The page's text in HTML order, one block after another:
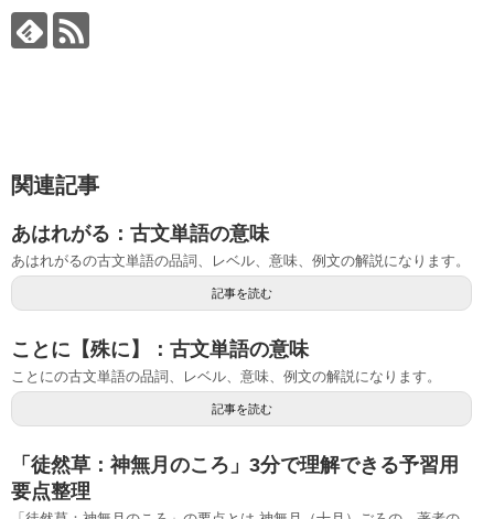
関連記事
あはれがる：古文単語の意味
あはれがるの古文単語の品詞、レベル、意味、例文の解説になります。
記事を読む
ことに【殊に】：古文単語の意味
ことにの古文単語の品詞、レベル、意味、例文の解説になります。
記事を読む
「徒然草：神無月のころ」3分で理解できる予習用
要点整理